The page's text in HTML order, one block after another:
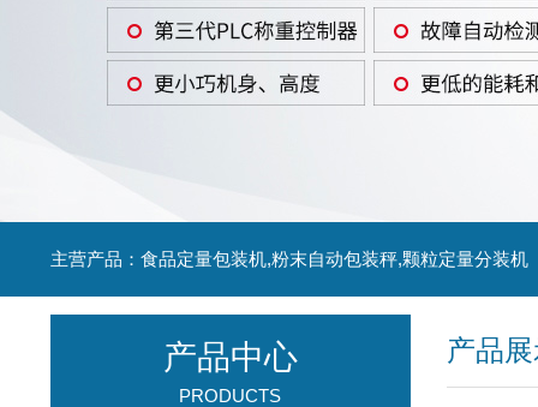
主营产品：食品定量包装机,粉末自动包装秤,颗粒定量分装机
产品
产品中心
PRODUCTS